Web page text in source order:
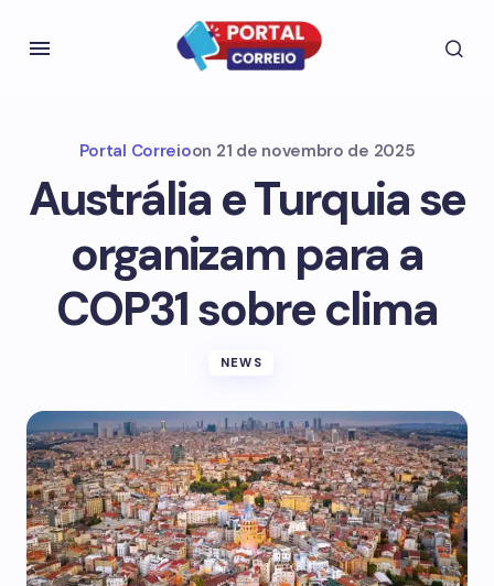
Portal Correioon 21 de novembro de 2025
Austrália e Turquia se
organizam para a
COP31 sobre clima
NEWS